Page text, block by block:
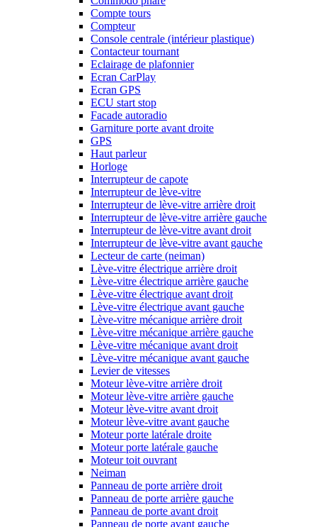
Compte tours
Compteur
Console centrale (intérieur plastique)
Contacteur tournant
Eclairage de plafonnier
Ecran CarPlay
Ecran GPS
ECU start stop
Facade autoradio
Garniture porte avant droite
GPS
Haut parleur
Horloge
Interrupteur de capote
Interrupteur de lève-vitre
Interrupteur de lève-vitre arrière droit
Interrupteur de lève-vitre arrière gauche
Interrupteur de lève-vitre avant droit
Interrupteur de lève-vitre avant gauche
Lecteur de carte (neiman)
Lève-vitre électrique arrière droit
Lève-vitre électrique arrière gauche
Lève-vitre électrique avant droit
Lève-vitre électrique avant gauche
Lève-vitre mécanique arrière droit
Lève-vitre mécanique arrière gauche
Lève-vitre mécanique avant droit
Lève-vitre mécanique avant gauche
Levier de vitesses
Moteur lève-vitre arrière droit
Moteur lève-vitre arrière gauche
Moteur lève-vitre avant droit
Moteur lève-vitre avant gauche
Moteur porte latérale droite
Moteur porte latérale gauche
Moteur toit ouvrant
Neiman
Panneau de porte arrière droit
Panneau de porte arrière gauche
Panneau de porte avant droit
Panneau de porte avant gauche